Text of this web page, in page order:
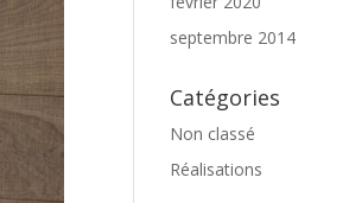
septembre 2014
Catégories
Non classé
Réalisations